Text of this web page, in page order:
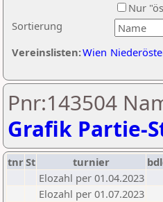
Sortierung
Nur
Vereinslisten:Wien
Pnr:143504
Grafik Partie-
tnrSt turnier
Elozahl per 01.04.2023
Elozahl per 01.07.2023